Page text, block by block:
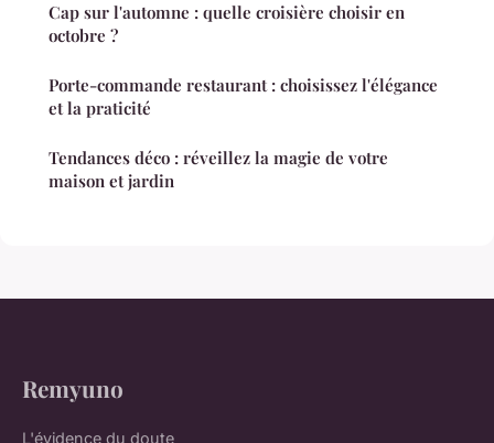
Cap sur l'automne : quelle croisière choisir en
octobre ?
Porte-commande restaurant : choisissez l'élégance
et la praticité
Tendances déco : réveillez la magie de votre
maison et jardin
Remyuno
L'évidence du doute